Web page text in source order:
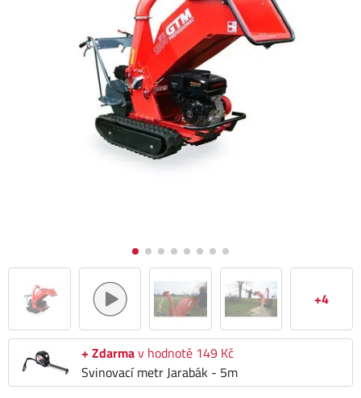
+4
+ Zdarmav hodnotě 149 Kč
Svinovací metr Jarabák - 5m